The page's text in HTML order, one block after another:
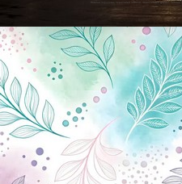
Новини Чернігова, Чернігівські новини, Чернігівський формат,